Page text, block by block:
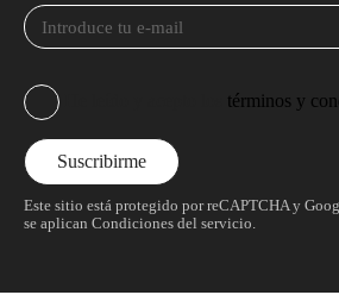
términos y
Este sitio está protegido por reCAPTCHA y
se aplican Condiciones del servicio.